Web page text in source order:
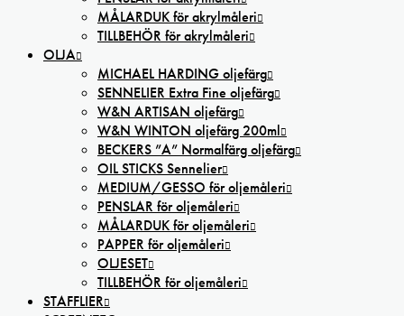
MÅLARDUK för akrylmåleri
TILLBEHÖR för akrylmåleri
OLJA
MICHAEL HARDING oljefärg
SENNELIER Extra Fine oljefärg
W&N ARTISAN oljefärg
W&N WINTON oljefärg 200ml
BECKERS ”A” Normalfärg oljefärg
OIL STICKS Sennelier
MEDIUM/GESSO för oljemåleri
PENSLAR för oljemåleri
MÅLARDUK för oljemåleri
PAPPER för oljemåleri
OLJESET
TILLBEHÖR för oljemåleri
STAFFLIER